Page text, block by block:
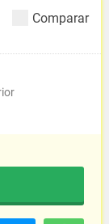
Comparar